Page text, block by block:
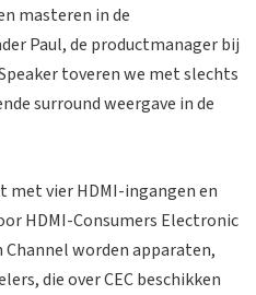
masteren in de
Paul, de productmanager bij
toveren we met slechts
surround weergave in de
met vier HDMI-ingangen en
HDMI-Consumers Electronic
worden apparaten,
die over CEC beschikken